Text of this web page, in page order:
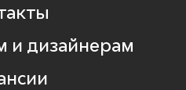
и дизайнерам